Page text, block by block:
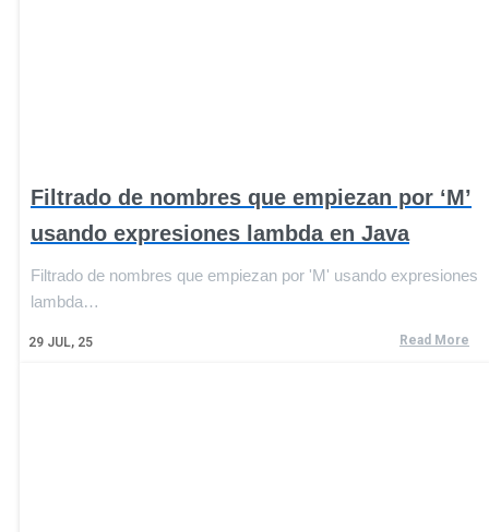
Filtrado de nombres que empiezan por ‘M’
usando expresiones lambda en Java
29 JUL, 25
Filtrado de nombres que empiezan por 'M' usando expresiones
lambda…
Read More